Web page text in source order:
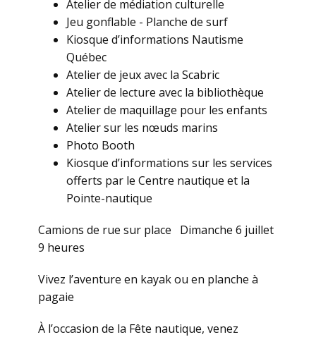
Atelier de médiation culturelle
Jeu gonflable - Planche de surf
Kiosque d’informations Nautisme
Québec
Atelier de jeux avec la Scabric
Atelier de lecture avec la bibliothèque
Atelier de maquillage pour les enfants
Atelier sur les nœuds marins
Photo Booth
Kiosque d’informations sur les services
offerts par le Centre nautique et la
Pointe-nautique
Camions de rue sur place Dimanche 6 juillet
9 heures
Vivez l’aventure en kayak ou en planche à
pagaie
À l’occasion de la Fête nautique, venez